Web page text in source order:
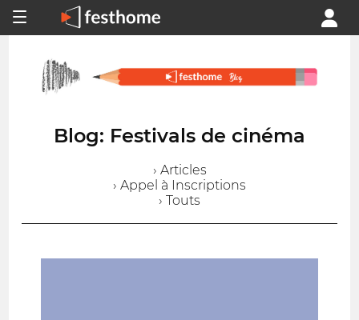
Blog: Festivals de cinéma
› Articles
› Appel à Inscriptions
› Touts